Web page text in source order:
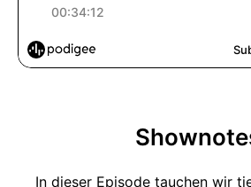
In dieser Episode tauchen wir